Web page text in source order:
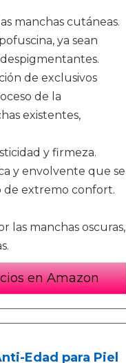
manchas cutáneas.
ya sean
de exclusivos
de la
existentes,
y firmeza.
y envolvente que se
de extremo confort.
las manchas oscuras,
en Amazon
Edad para Piel